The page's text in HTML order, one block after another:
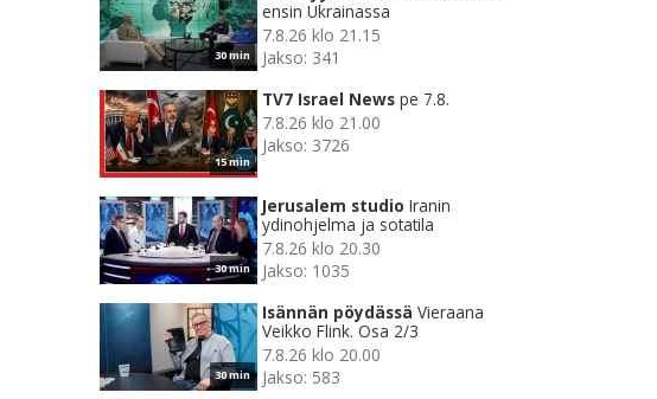
30 min
ensin Ukrainassa
7.8.26 klo 21.15
Jakso: 341
15 min
TV7 Israel News pe 7.8.
7.8.26 klo 21.00
Jakso: 3726
30 min
Jerusalem studio Iranin
ydinohjelma ja sotatila
7.8.26 klo 20.30
Jakso: 1035
30 min
Isännän pöydässä Vieraana
Veikko Flink. Osa 2/3
7.8.26 klo 20.00
Jakso: 583